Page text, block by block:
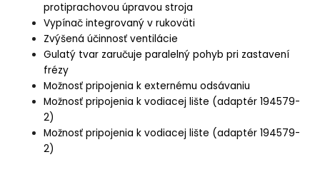
protiprachovou úpravou stroja
Vypínač integrovaný v rukoväti
Zvýšená účinnosť ventilácie
Gulatý tvar zaručuje paralelný pohyb pri zastavení
frézy
Možnosť pripojenia k externému odsávaniu
Možnosť pripojenia k vodiacej lište (adaptér 194579-
2)
Možnosť pripojenia k vodiacej lište (adaptér 194579-
2)